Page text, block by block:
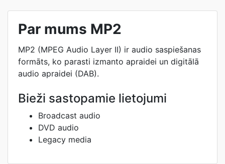
Par mums MP2
MP2 (MPEG Audio Layer II) ir audio saspiešanas
formāts, ko parasti izmanto apraidei un digitālā
audio apraidei (DAB).
Bieži sastopamie lietojumi
Broadcast audio
DVD audio
Legacy media